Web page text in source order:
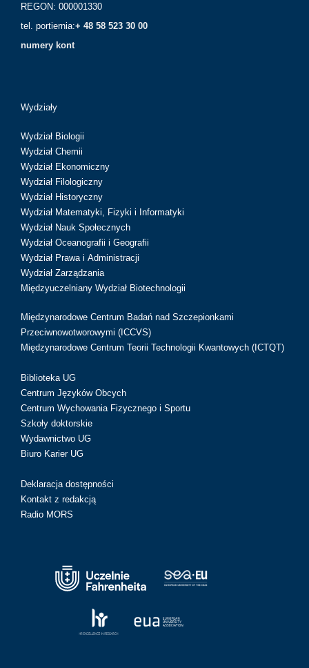
REGON: 000001330
tel. portiernia:+ 48 58 523 30 00
numery kont
Wydziały
Wydział Biologii
Wydział Chemii
Wydział Ekonomiczny
Wydział Filologiczny
Wydział Historyczny
Wydział Matematyki, Fizyki i Informatyki
Wydział Nauk Społecznych
Wydział Oceanografii i Geografii
Wydział Prawa i Administracji
Wydział Zarządzania
Międzyuczelniany Wydział Biotechnologii
Międzynarodowe Centrum Badań nad Szczepionkami
Przeciwnowotworowymi (ICCVS)
Międzynarodowe Centrum Teorii Technologii Kwantowych (ICTQT)
Biblioteka UG
Centrum Języków Obcych
Centrum Wychowania Fizycznego i Sportu
Szkoły doktorskie
Wydawnictwo UG
Biuro Karier UG
Deklaracja dostępności
Kontakt z redakcją
Radio MORS